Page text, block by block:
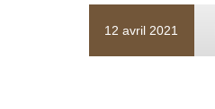
12 avril 2021